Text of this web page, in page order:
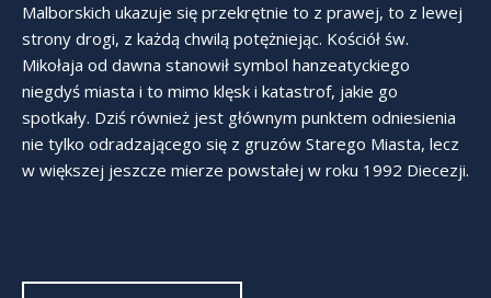
Malborskich ukazuje się przekrętnie to z prawej, to z lewej
strony drogi, z każdą chwilą potężniejąc. Kościół św.
Mikołaja od dawna stanowił symbol hanzeatyckiego
niegdyś miasta i to mimo klęsk i katastrof, jakie go
spotkały. Dziś również jest głównym punktem odniesienia
nie tylko odradzającego się z gruzów Starego Miasta, lecz
w większej jeszcze mierze powstałej w roku 1992 Diecezji.